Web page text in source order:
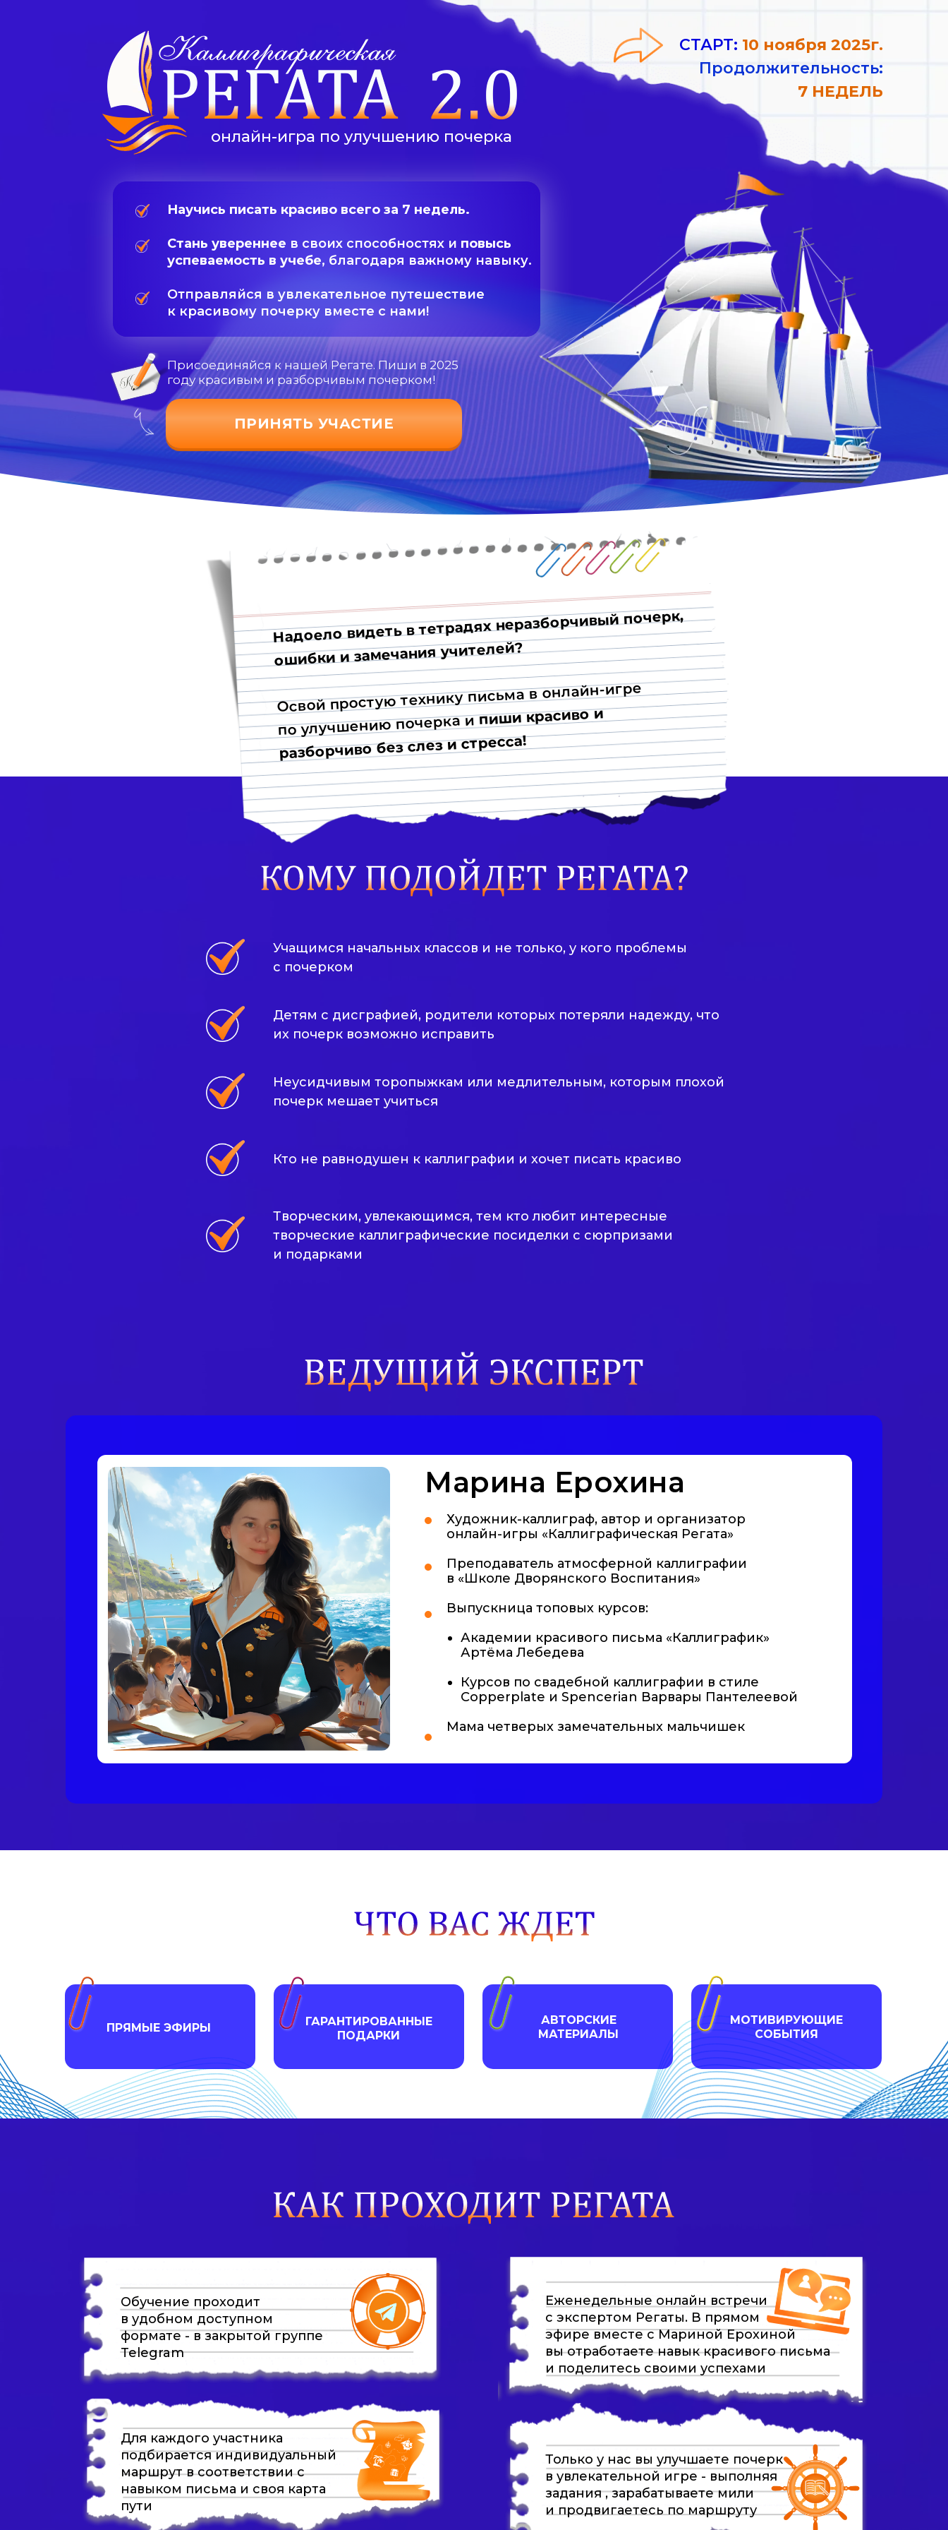
онлайн-игра по улучшению почерка
Присоединяйся к нашей Регате. Пиши в 2025
году красивым и разборчивым почерком!
Научись писать красиво всего за 7 недель.
Стань увереннее в своих способностях и повысь
успеваемость в учебе, благодаря важному навыку.
Отправляйся в увлекательное путешествие
к красивому почерку вместе с нами!
СТАРТ: 10 ноября 2025г.
Продолжительность:
7 НЕДЕЛЬ
ПРИНЯТЬ УЧАСТИЕ
Надоело видеть в тетрадях неразборчивый почерк,
ошибки и замечания учителей?
Освой простую технику письма в онлайн-игре
по улучшению почерка ипиши красиво и
разборчиво без слез и стресса!
Учащимся начальных классов и не только, у кого проблемы
с почерком
Детям с дисграфией, родители которых потеряли надежду, что
их почерк возможно исправить
Неусидчивым торопыжкам или медлительным, которым плохой
почерк мешает учиться
Кто не равнодушен к каллиграфии и хочет писать красиво
Творческим, увлекающимся, тем кто любит интересные
творческие каллиграфические посиделки с сюрпризами
и подарками
Художник-каллиграф, автор и организатор
онлайн-игры «Каллиграфическая Регата»
Преподаватель атмосферной каллиграфии
в «Школе Дворянского Воспитания»
Выпускница топовых курсов:
Академии красивого письма «Каллиграфик»
Артёма Лебедева
Курсов по свадебной каллиграфии в стиле
Copperplate и Spencerian Варвары Пантелеевой
Мама четверых замечательных мальчишек
Марина Ерохина
МОТИВИРУЮЩИЕ
СОБЫТИЯ
АВТОРСКИЕ
МАТЕРИАЛЫ
ГАРАНТИРОВАННЫЕ
ПОДАРКИ
ПРЯМЫЕ ЭФИРЫ
Обучение проходит
в удобном доступном
формате - в закрытой группе
Telegram
Для каждого участника
подбирается индивидуальный
маршрут в соответствии с
навыком письма и своя карта
пути
Еженедельные онлайн встречи
с экспертом Регаты. В прямом
эфире вместе с Мариной Ерохиной
вы отработаете навык красивого письма
и поделитесь своими успехами
Только у нас вы улучшаете почерк
в увлекательной игре - выполняя
задания , зарабатываете мили
и продвигаетесь по маршруту